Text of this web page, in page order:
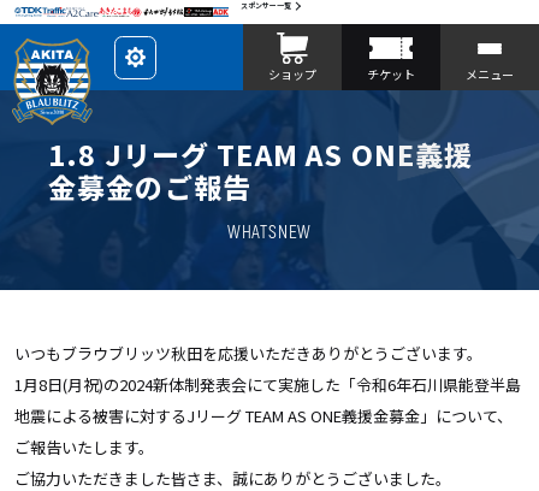
スポンサー一覧
レ
イ
ア
を
カ
ス
タ
マ
ショップ チケット メニュー
1.8 Jリーグ TEAM AS ONE義援
金募金のご報告
WHATSNEW
いつもブラウブリッツ秋田を応援いただきありがとうございます。
1月8日(月祝)の2024新体制発表会にて実施した「令和6年石川県能登半島
地震による被害に対するJリーグ TEAM AS ONE義援金募金」について、
ご報告いたします。
ご協力いただきました皆さま、誠にありがとうございました。